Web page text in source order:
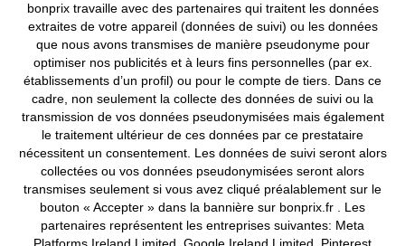
CGV Données personnelles Paramètres des cookies
Mentions légales Résilier le contrat
© 2026 bonprix.Tous droits réservés.
Deutsch Français
bonprix travaille avec des partenaires qui traitent les données
extraites de votre appareil (données de suivi) ou les données
que nous avons transmises de manière pseudonyme pour
optimiser nos publicités et à leurs fins personnelles (par ex.
établissements d’un profil) ou pour le compte de tiers. Dans ce
cadre, non seulement la collecte des données de suivi ou la
transmission de vos données pseudonymisées mais également
le traitement ultérieur de ces données par ce prestataire
nécessitent un consentement. Les données de suivi seront alors
collectées ou vos données pseudonymisées seront alors
transmises seulement si vous avez cliqué préalablement sur le
bouton « Accepter » dans la bannière sur bonprix.fr . Les
partenaires représentent les entreprises suivantes: Meta